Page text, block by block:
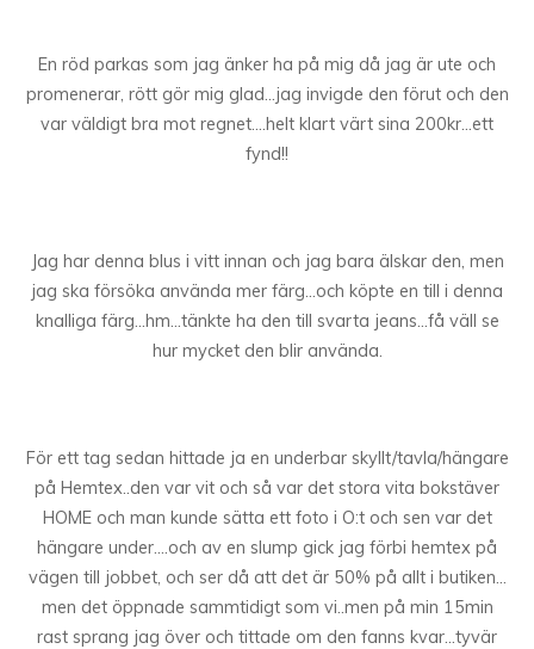
En röd parkas som jag änker ha på mig då jag är ute och
promenerar, rött gör mig glad…jag invigde den förut och den
var väldigt bra mot regnet….helt klart värt sina 200kr…ett
fynd!!
Jag har denna blus i vitt innan och jag bara älskar den, men
jag ska försöka använda mer färg…och köpte en till i denna
knalliga färg…hm…tänkte ha den till svarta jeans…få väll se
hur mycket den blir använda.
För ett tag sedan hittade ja en underbar skyllt/tavla/hängare
på Hemtex..den var vit och så var det stora vita bokstäver
HOME och man kunde sätta ett foto i O:t och sen var det
hängare under….och av en slump gick jag förbi hemtex på
vägen till jobbet, och ser då att det är 50% på allt i butiken…
men det öppnade sammtidigt som vi..men på min 15min
rast sprang jag över och tittade om den fanns kvar…tyvär